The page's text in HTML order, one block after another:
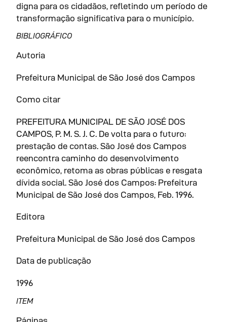
digna para os cidadãos, refletindo um período de
transformação significativa para o município.
BIBLIOGRÁFICO
Autoria
Prefeitura Municipal de São José dos Campos
Como citar
PREFEITURA MUNICIPAL DE SÃO JOSÉ DOS
CAMPOS, P. M. S. J. C. De volta para o futuro:
prestação de contas. São José dos Campos
reencontra caminho do desenvolvimento
econômico, retoma as obras públicas e resgata
dívida social. São José dos Campos: Prefeitura
Municipal de São José dos Campos, Feb. 1996.
Editora
Prefeitura Municipal de São José dos Campos
Data de publicação
1996
ITEM